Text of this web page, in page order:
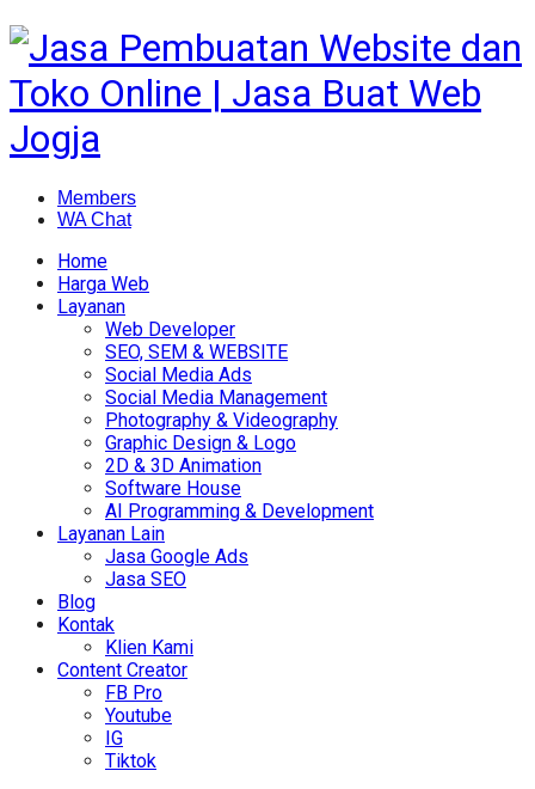
Members
WA Chat
Home
Harga Web
Layanan
Web Developer
SEO, SEM & WEBSITE
Social Media Ads
Social Media Management
Photography & Videography
Graphic Design & Logo
2D & 3D Animation
Software House
AI Programming & Development
Layanan Lain
Jasa Google Ads
Jasa SEO
Blog
Kontak
Klien Kami
Content Creator
FB Pro
Youtube
IG
Tiktok